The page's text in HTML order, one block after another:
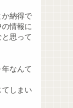
か納得で
情報に
思って
なんて
しまい